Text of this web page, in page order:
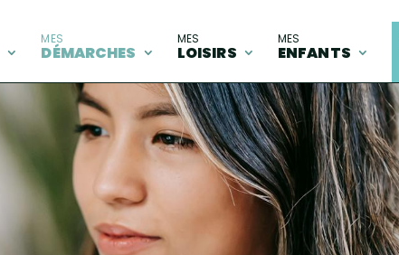
MES
DÉMARCHES
MES
LOISIRS
MES
ENFANTS